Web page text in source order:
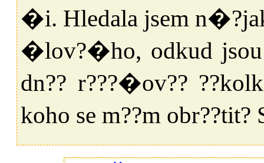
�i. Hledala jsem
�lov?�ho, odkud
dn?? r???�ov??
koho se m??m